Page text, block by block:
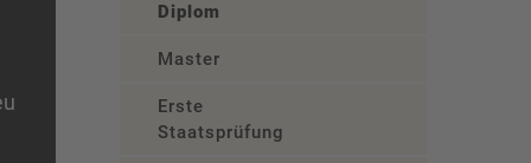
Diplom
Master
Erste
Staatsprüfung